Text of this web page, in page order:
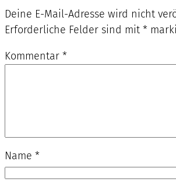
Deine E-Mail-Adresse wird nicht
Erforderliche Felder sind mit *
Kommentar *
Name *